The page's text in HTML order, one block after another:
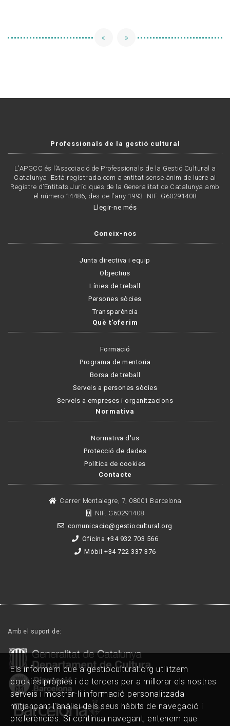
« »
Professionals de la gestió cultural
L'APGCC és l’Associació de Professionals de la Gestió Cultural a
Catalunya. Està registrada com a entitat sense ànim de lucre al
Registre d’Entitats Jurídiques de la Generalitat de Catalunya amb
el número 14486, des de l’any 1993. NIF: G60291408
Llegir-ne més
Coneix-nos
Junta directiva i equip
Objectius
Línies de treball
Persones sòcies
Transparència
Què t'oferim
Formació
Programa de mentoria
Borsa de treball
Serveis a persones sòcies
Serveis a empreses i organitzacions
Normativa
Normativa d'us
Protecció de dades
Política de cookies
Contacte
Carrer Montalegre, 7, 08001 Barcelona
NIF. G60291408
comunicacio@gestiocultural.org
Oficina +34 932 703 566
Mòbil +34 722 337 376
Amb el suport de:
Els informem que a gestiocultural.org utilitzem
cookies pròpies i de tercers per a millorar els nostres
serveis i mostrar-li informació personalitzada
mitjançant l'anàlisi dels seus hàbits de navegació i
preferències. Si continua navegant, entenem que